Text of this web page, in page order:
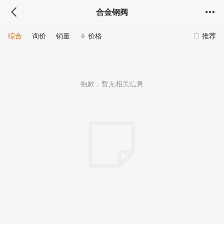
合金钢阀
推荐
综合 询价 销量 价格
抱歉，暂无相关信息